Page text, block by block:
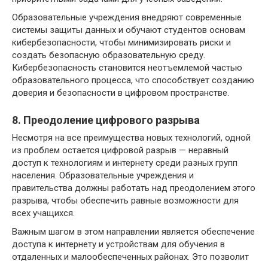
Образовательные учреждения внедряют современные
системы защиты данных и обучают студентов основам
кибербезопасности, чтобы минимизировать риски и
создать безопасную образовательную среду.
Кибербезопасность становится неотъемлемой частью
образовательного процесса, что способствует созданию
доверия и безопасности в цифровом пространстве.
8. Преодоление цифрового разрыва
Несмотря на все преимущества новых технологий, одной
из проблем остается цифровой разрыв — неравный
доступ к технологиям и интернету среди разных групп
населения. Образовательные учреждения и
правительства должны работать над преодолением этого
разрыва, чтобы обеспечить равные возможности для
всех учащихся.
Важным шагом в этом направлении является обеспечение
доступа к интернету и устройствам для обучения в
отдаленных и малообеспеченных районах. Это позволит